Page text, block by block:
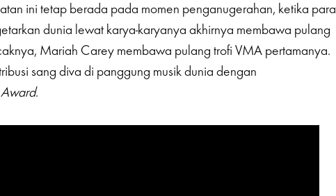
ini tetap berada pada momen penganugerahan, ketika para
dunia lewat karya-karyanya akhirnya membawa pulang
Mariah Carey membawa pulang trofi VMA pertamanya.
sang diva di panggung musik dunia dengan
.